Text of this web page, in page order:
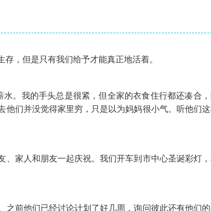
，但是只有我们给予才能真正地活着。
。我的手头总是很紧，但全家的衣食住行都还凑合
们并没觉得家里穷，只是以为妈妈很小气。听他们
家人和朋友一起庆祝。我们开车到市中心圣诞彩灯
前他们已经讨论计划了好几周，询问彼此还有他们的